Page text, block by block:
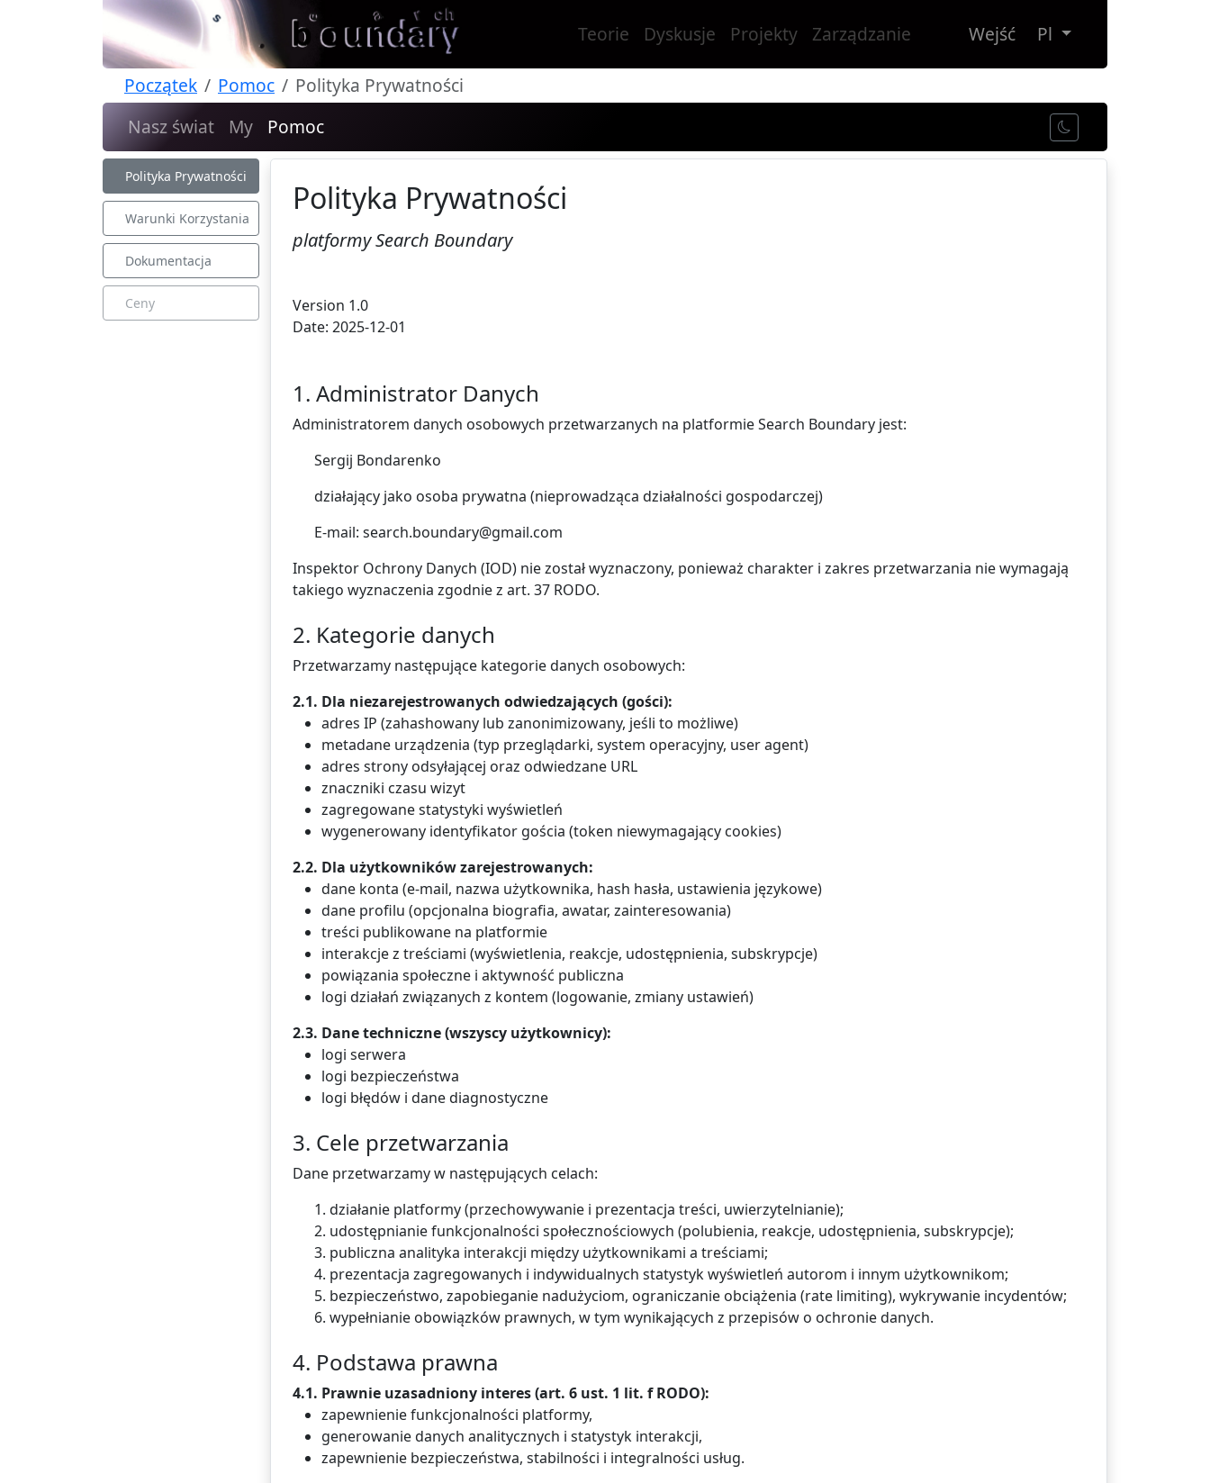
Teorie Dyskusje Projekty Zarządzanie Wejść Pl
Początek Pomoc
Polityka Prywatności
Nasz świat
My Pomoc
Polityka Prywatności
Warunki Korzystania
Dokumentacja
Ceny
Polityka Prywatności
platformy Search Boundary
Version 1.0
Date: 2025-12-01
1. Administrator Danych
Administratorem danych osobowych przetwarzanych na platformie Search Boundary jest:
Sergij Bondarenko
działający jako osoba prywatna (nieprowadząca działalności gospodarczej)
E-mail: search.boundary@gmail.com
Inspektor Ochrony Danych (IOD) nie został wyznaczony, ponieważ charakter i zakres przetwarzania nie wymagają
takiego wyznaczenia zgodnie z art. 37 RODO.
2. Kategorie danych
Przetwarzamy następujące kategorie danych osobowych:
2.1. Dla niezarejestrowanych odwiedzających (gości):
adres IP (zahashowany lub zanonimizowany, jeśli to możliwe)
metadane urządzenia (typ przeglądarki, system operacyjny, user agent)
adres strony odsyłającej oraz odwiedzane URL
znaczniki czasu wizyt
zagregowane statystyki wyświetleń
wygenerowany identyfikator gościa (token niewymagający cookies)
2.2. Dla użytkowników zarejestrowanych:
dane konta (e-mail, nazwa użytkownika, hash hasła, ustawienia językowe)
dane profilu (opcjonalna biografia, awatar, zainteresowania)
treści publikowane na platformie
interakcje z treściami (wyświetlenia, reakcje, udostępnienia, subskrypcje)
powiązania społeczne i aktywność publiczna
logi działań związanych z kontem (logowanie, zmiany ustawień)
2.3. Dane techniczne (wszyscy użytkownicy):
logi serwera
logi bezpieczeństwa
logi błędów i dane diagnostyczne
3. Cele przetwarzania
Dane przetwarzamy w następujących celach:
1. działanie platformy (przechowywanie i prezentacja treści, uwierzytelnianie);
2. udostępnianie funkcjonalności społecznościowych (polubienia, reakcje, udostępnienia, subskrypcje);
3. publiczna analityka interakcji między użytkownikami a treściami;
4. prezentacja zagregowanych i indywidualnych statystyk wyświetleń autorom i innym użytkownikom;
5. bezpieczeństwo, zapobieganie nadużyciom, ograniczanie obciążenia (rate limiting), wykrywanie incydentów;
6. wypełnianie obowiązków prawnych, w tym wynikających z przepisów o ochronie danych.
4. Podstawa prawna
4.1. Prawnie uzasadniony interes (art. 6 ust. 1 lit. f RODO):
zapewnienie funkcjonalności platformy,
generowanie danych analitycznych i statystyk interakcji,
zapewnienie bezpieczeństwa, stabilności i integralności usług.